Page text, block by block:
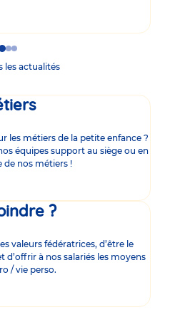
Go
to
Go
to
Go
to
les actualités
les métiers de la petite enfance ?
équipes support au siège ou en
de nos métiers !
?
valeurs fédératrices, d’être le
à nos salariés les moyens
/ vie perso.